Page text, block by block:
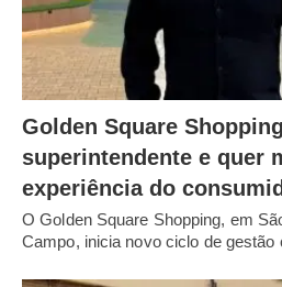
Golden Square
superintendente e quer
experiência do
O Golden Square Shopping, em
Campo, inicia novo ciclo de